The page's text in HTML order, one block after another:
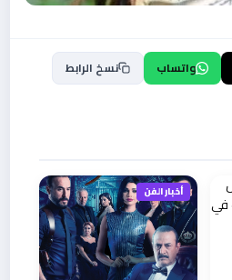
واتساب نسخ الرابط
أخبار الفن